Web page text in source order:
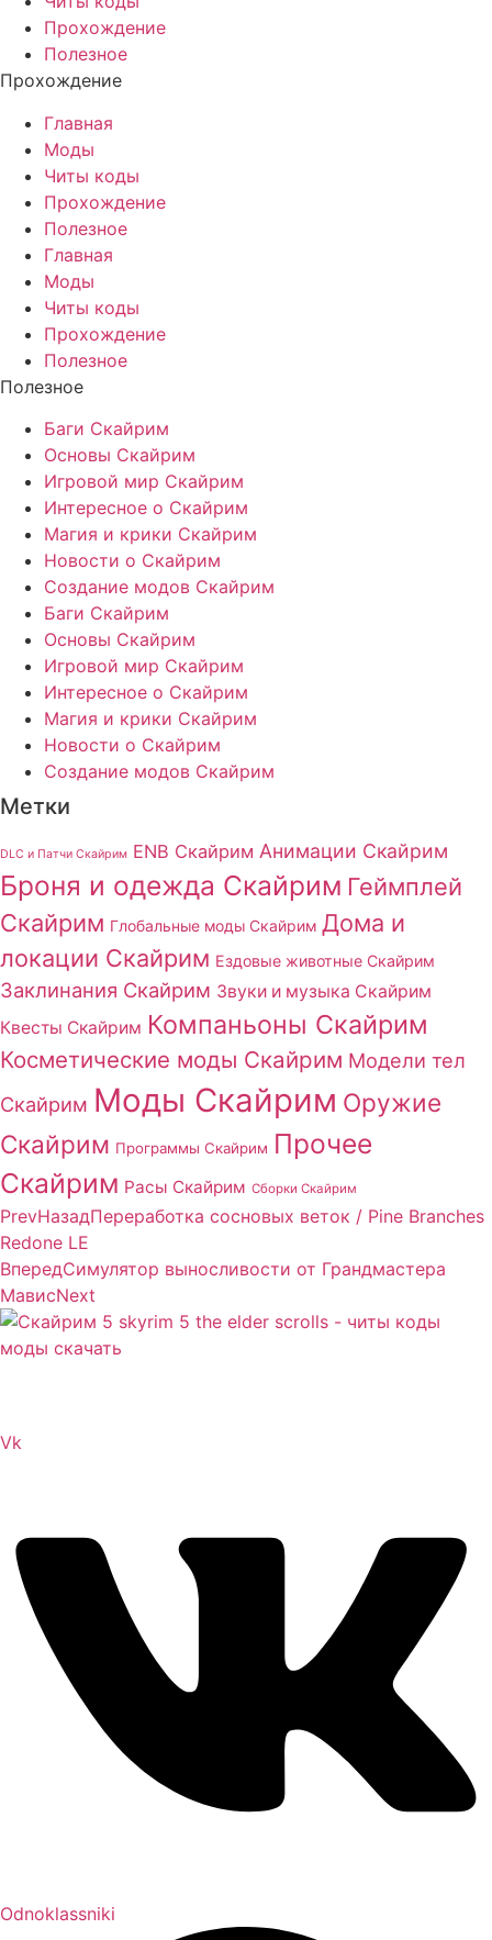
Прохождение
Полезное
Прохождение
Главная
Моды
Читы коды
Прохождение
Полезное
Главная
Моды
Читы коды
Прохождение
Полезное
Полезное
Баги Скайрим
Основы Скайрим
Игровой мир Скайрим
Интересное о Скайрим
Магия и крики Скайрим
Новости о Скайрим
Создание модов Скайрим
Баги Скайрим
Основы Скайрим
Игровой мир Скайрим
Интересное о Скайрим
Магия и крики Скайрим
Новости о Скайрим
Создание модов Скайрим
Метки
DLC и Патчи Скайрим ENB Скайрим Анимации Скайрим
Броня и одежда Скайрим Геймплей
Скайрим Глобальные моды Скайрим Дома и
локации Скайрим Ездовые животные Скайрим
Заклинания Скайрим Звуки и музыка Скайрим
Квесты Скайрим Компаньоны Скайрим
Косметические моды Скайрим Модели тел
Скайрим Моды Скайрим Оружие
Скайрим Программы Скайрим Прочее
Скайрим Расы Скайрим Сборки Скайрим
PrevНазадПереработка сосновых веток / Pine Branches
Redone LE
ВпередСимулятор выносливости от Грандмастера
МависNext
Vk
Odnoklassniki